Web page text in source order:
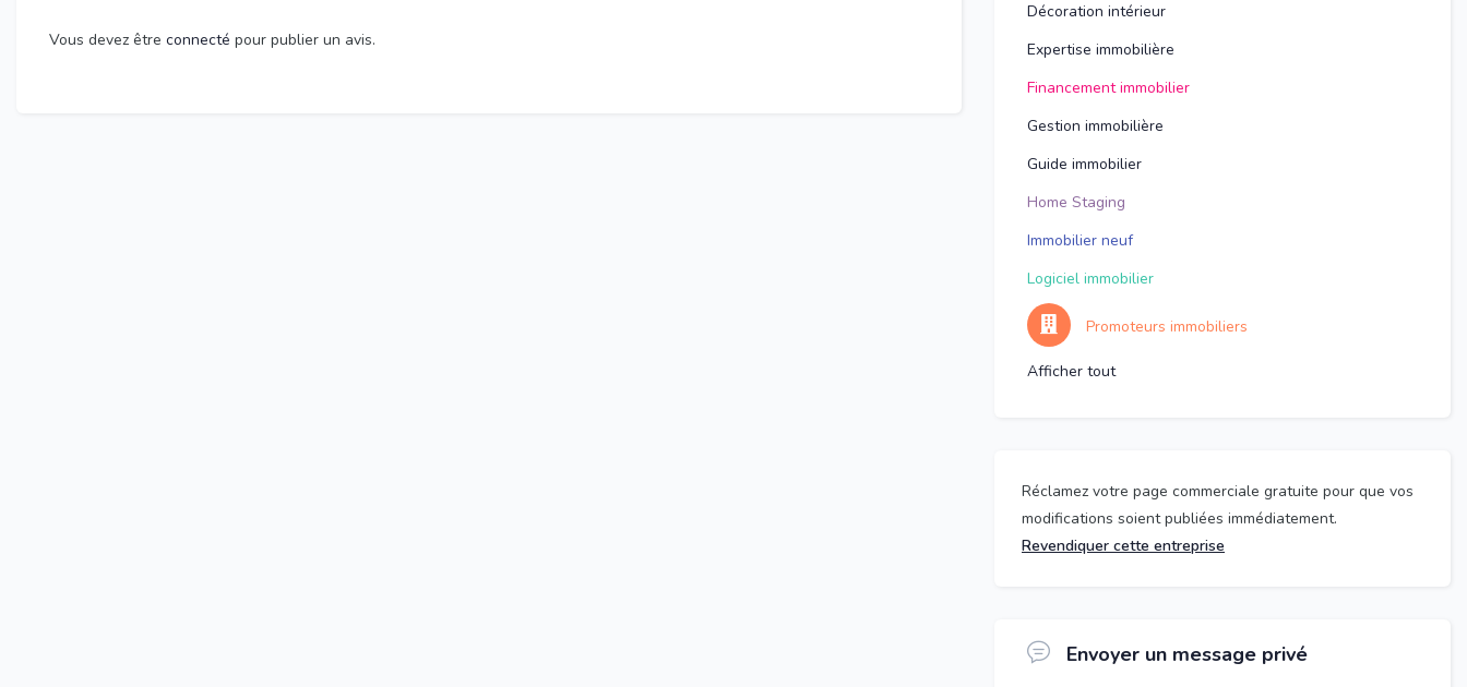
Vous devez être connecté pour publier un avis.
Décoration intérieur
Expertise immobilière
Financement immobilier
Gestion immobilière
Guide immobilier
Home Staging
Immobilier neuf
Logiciel immobilier
Promoteurs immobiliers
Afficher tout
Réclamez votre page commerciale gratuite pour que vos
modifications soient publiées immédiatement.
Revendiquer cette entreprise
Envoyer un message privé